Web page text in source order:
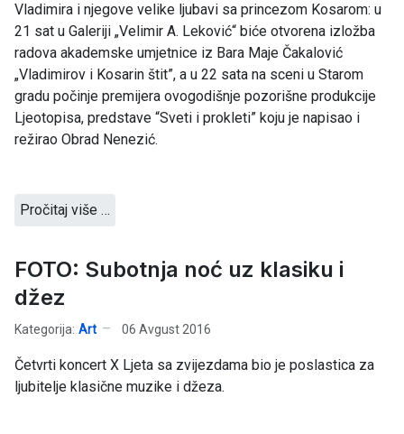
Vladimira i njegove velike ljubavi sa princezom Kosarom: u
21 sat u Galeriji „Velimir A. Leković“ biće otvorena izložba
radova akademske umjetnice iz Bara Maje Čakalović
„Vladimirov i Kosarin štit”, a u 22 sata na sceni u Starom
gradu počinje premijera ovogodišnje pozorišne produkcije
Ljeotopisa, predstave “Sveti i prokleti” koju je napisao i
režirao Obrad Nenezić.
Pročitaj više …
FOTO: Subotnja noć uz klasiku i
džez
Kategorija: Art 06 Avgust 2016
Četvrti koncert X Ljeta sa zvijezdama bio je poslastica za
ljubitelje klasične muzike i džeza.